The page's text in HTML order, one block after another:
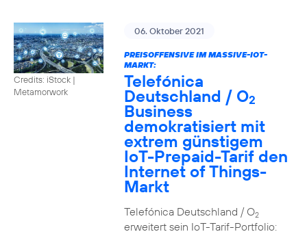
Credits: iStock |
Metamorwork
06. Oktober 2021
PREISOFFENSIVE IM MASSIVE-IOT-
MARKT:
Telefónica
Deutschland / O2
Business
demokratisiert mit
extrem günstigem
IoT-Prepaid-Tarif den
Internet of Things-
Markt
Telefónica Deutschland / O2
erweitert sein IoT-Tarif-Portfolio: